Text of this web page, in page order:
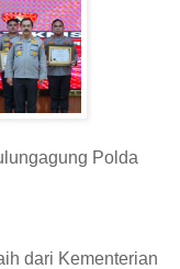
Polda
dari Kementerian